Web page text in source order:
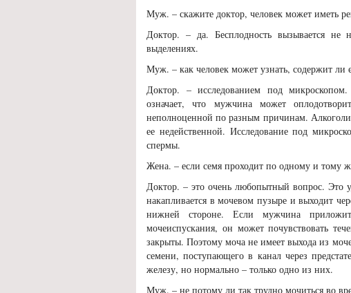
Муж. – скажите доктор, человек может иметь
Доктор. – да. Бесплодность вызывается не
выделениях.
Муж. – как человек может узнать, содержит ли
Доктор. – исследованием под
означает, что мужчина может
неполноценной по разным причинам.
ее недейственной. Исследование под
спермы.
Жена. – если семя проходит по одному и тому
Доктор. – это очень любопытный вопрос.
накапливается в мочевом пузыре и выходит
нижней стороне. Если мужчина
мочеиспускания, он может почувствовать
закрыты. Поэтому моча не имеет выхода из
семени, поступающего в канал через
железу, но нормально – только одно из них.
Муж. – не потому ли так трудно мочиться во